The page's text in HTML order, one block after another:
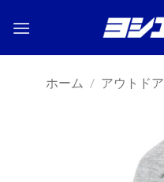
ホーム / アウトドア